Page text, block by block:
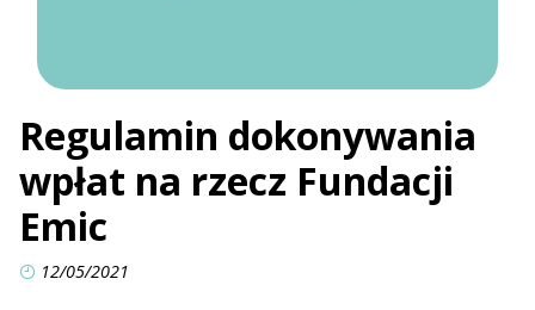
Regulamin dokonywania
wpłat na rzecz Fundacji
Emic
12/05/2021